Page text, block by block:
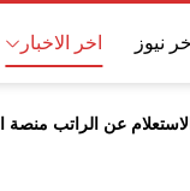
اخر الاخبار
الاستعلام عن الراتب منصة اعتماد